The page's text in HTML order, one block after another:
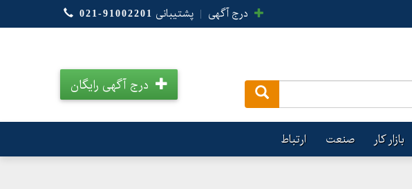
درج آگهی | پشتیبانی 021-91002201
درج آگهی رایگان
بازار کار صنعت ارتباط